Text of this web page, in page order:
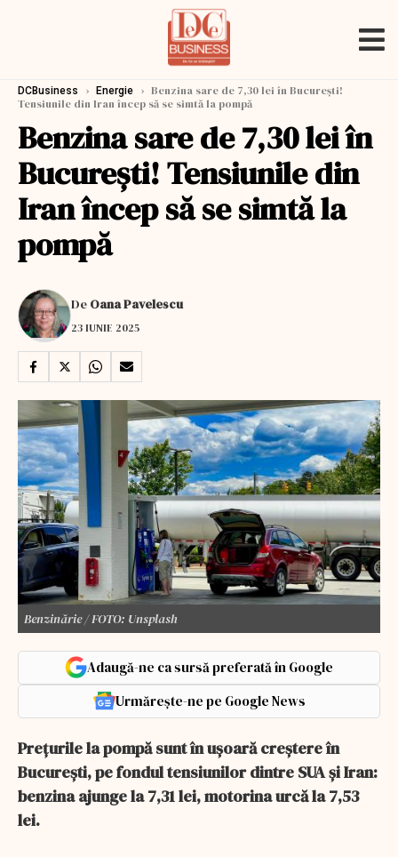
DCBusiness › Energie › Benzina sare de 7,30 lei în București!
Tensiunile din Iran încep să se simtă la pompă
Benzina sare de 7,30 lei în
București! Tensiunile din
Iran încep să se simtă la
pompă
De Oana Pavelescu
23 IUNIE 2025
Benzinărie / FOTO: Unsplash
Adaugă-ne ca sursă preferată în Google
Urmărește-ne pe Google News
Prețurile la pompă sunt în ușoară creștere în
București, pe fondul tensiunilor dintre SUA și Iran:
benzina ajunge la 7,31 lei, motorina urcă la 7,53
lei.